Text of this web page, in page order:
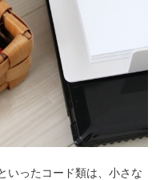
いったコード類は、小さな